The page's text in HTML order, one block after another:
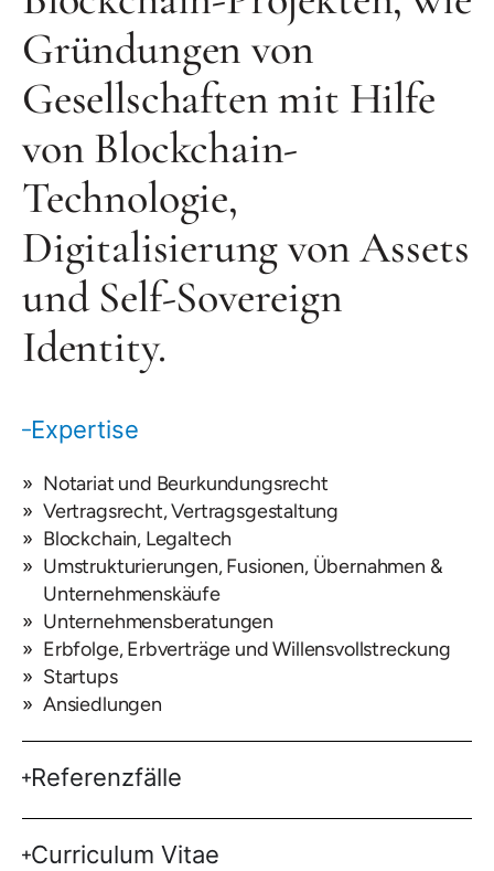
Gründungen von
Gesellschaften mit Hilfe
von Blockchain-
Technologie,
Digitalisierung von Assets
und Self-Sovereign
Identity.
Expertise
Notariat und Beurkundungsrecht
Vertragsrecht, Vertragsgestaltung
Blockchain, Legaltech
Umstrukturierungen, Fusionen, Übernahmen &
Unternehmenskäufe
Unternehmensberatungen
Erbfolge, Erbverträge und Willensvollstreckung
Startups
Ansiedlungen
Referenzfälle
Curriculum Vitae